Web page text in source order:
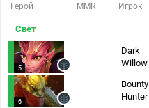
Герой MMR Игрок
Свет
5
Dark
Willow
6
Bounty
Hunter